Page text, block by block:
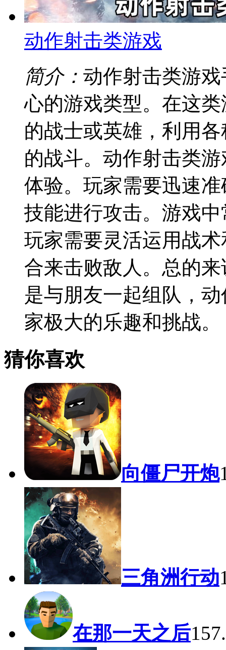
动作射击类游戏
简介： 动作射击类游
心的游戏类型。在这
的战士或英雄，利用
的战斗。动作射击类
体验。玩家需要迅速
技能进行攻击。游戏
玩家需要灵活运用战
合来击败敌人。总的
是与朋友一起组队，
家极大的乐趣和挑战。
猜你喜欢
向僵尸开炮
三角洲行动
在那一天之后